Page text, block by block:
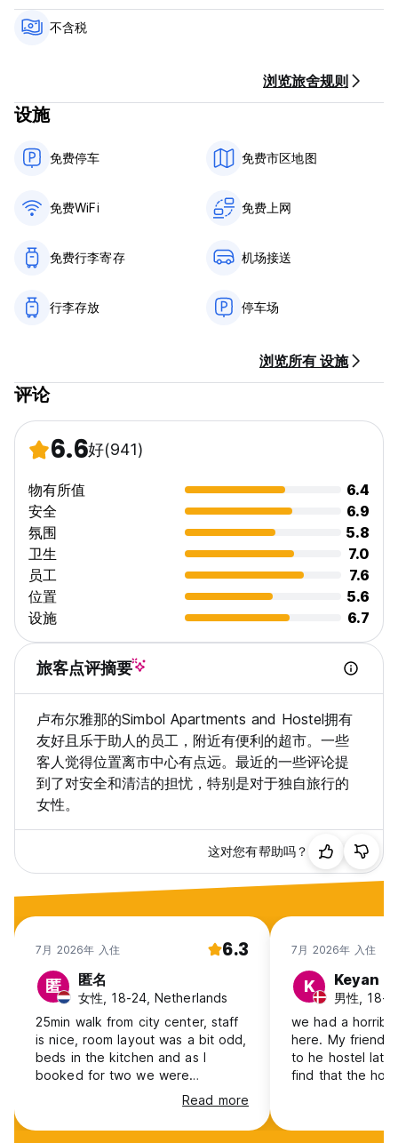
特别优惠
- 行李寄存
- 阳台
我们的接待处工作时间为上午 8 点至晚上 11 点
我们也可以安排夜间入住，但您必须提前通知我们。如果您的抵达
认您的预订。如果您不这样做，我们将取消您的预订。
重要信息
- 仅可在入住（客人抵达旅舍）前1天免费取消预订。
- 请告知我们您的抵达时间，并最晚在抵达当天下午 5 点之前确认
不含税
浏览旅舍规则
设施
免费停车 免费市区地图
免费WiFi 免费上网
免费行李寄存 机场接送
行李存放 停车场
浏览所有 设施
评论
6.6好(941)
物有所值
6.4
安全
6.9
氛围
5.8
卫生
7.0
员工
7.6
位置
5.6
设施
6.7
旅客点评摘要
卢布尔雅那的Simbol Apartments and Hostel拥有
友好且乐于助人的员工，附近有便利的超市。一些
客人觉得位置离市中心有点远。最近的一些评论提
到了对安全和清洁的担忧，特别是对于独自旅行的
女性。
这对您有帮助吗？
7月 2026年 入住 6.3
匿 匿名
女性, 18-24, Netherlands
25min walk from city center, staff
is nice, room layout was a bit odd,
beds in the kitchen and as I
booked for two we were
automatically moved to a double
bed (when asked, we could only
move to single beds the next
Read more
7月 2026年 入住
K Keyan
男性, 18-
we had a
here. My friend
to he hostel late
find that the
friend was left